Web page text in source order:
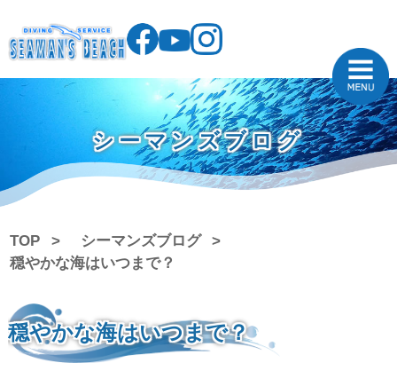
シーマンズブログ
TOP
シーマンズブログ
穏やかな海はいつまで？
穏やかな海はいつまで？